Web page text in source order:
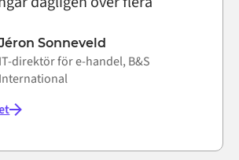
Sonneveld
IT-direktör för e-handel, B&S
International